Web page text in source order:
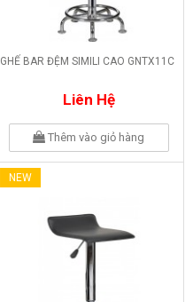
GHẾ BAR ĐỆM SIMILI CAO GNTX11C
Liên Hệ
Thêm vào giỏ hàng
NEW